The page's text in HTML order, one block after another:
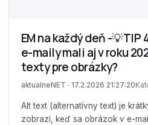
EM na každý deň -💡TIP
e-maily mali aj v roku
texty pre obrázky?
aktualneNET · 17.2.2026 21:27:20
Alt text (alternatívny text) je
zobrazí, keď sa obrázok v e-